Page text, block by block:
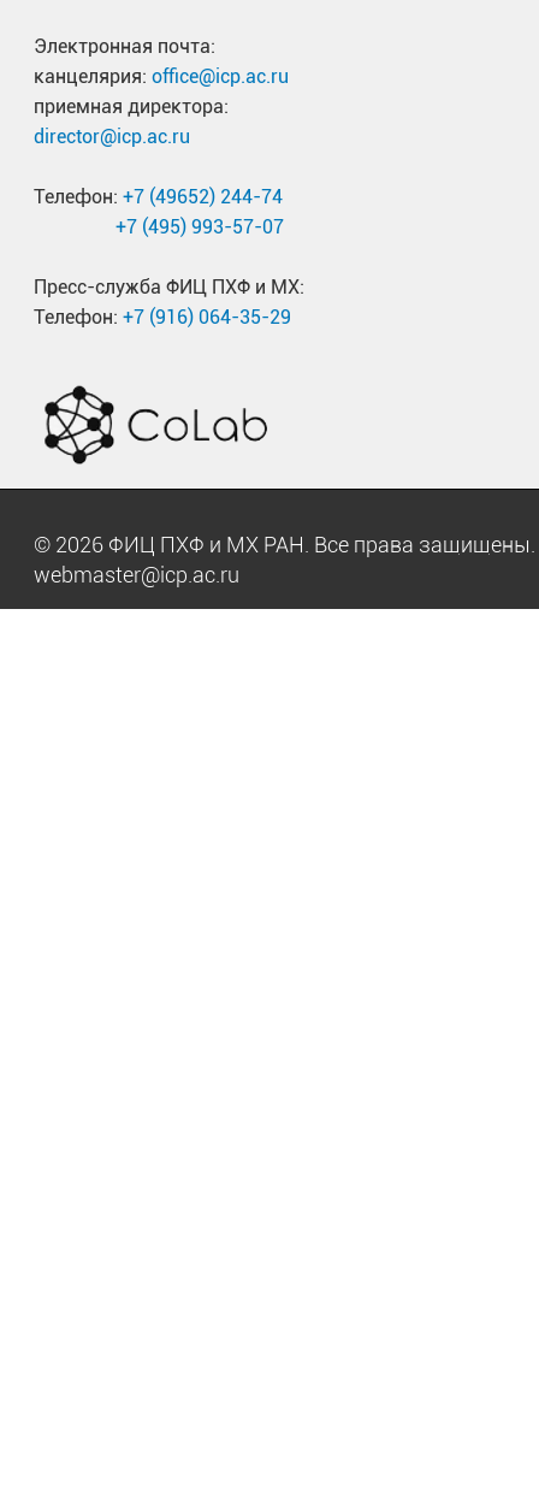
Электронная почта:
канцелярия: office@icp.ac.ru
приемная директора:
director@icp.ac.ru
Телефон: +7 (49652) 244-74
+7 (495) 993-57-07
Пресс-служба ФИЦ ПХФ и МХ:
Телефон: +7 (916) 064-35-29
© 2026 ФИЦ ПХФ и МХ РАН. Все права
webmaster@icp.ac.ru